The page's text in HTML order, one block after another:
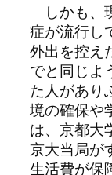
しかも、
症が流行し
外出を控え
でと同じよ
た人があり
境の確保や
は、京都大
京大当局が
生活費が保